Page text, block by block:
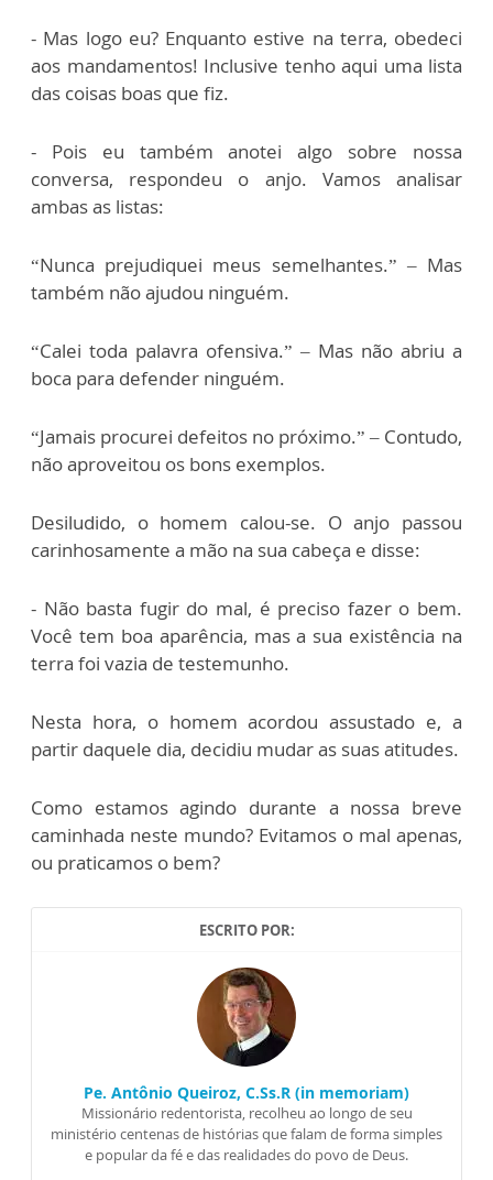
- Mas logo eu? Enquanto estive na terra, obedeci
aos mandamentos! Inclusive tenho aqui uma lista
das coisas boas que fiz.
- Pois eu também anotei algo sobre nossa
conversa, respondeu o anjo. Vamos analisar
ambas as listas:
“Nunca prejudiquei meus semelhantes.” – Mas
também não ajudou ninguém.
“Calei toda palavra ofensiva.” – Mas não abriu a
boca para defender ninguém.
“Jamais procurei defeitos no próximo.” – Contudo,
não aproveitou os bons exemplos.
Desiludido, o homem calou-se. O anjo passou
carinhosamente a mão na sua cabeça e disse:
- Não basta fugir do mal, é preciso fazer o bem.
Você tem boa aparência, mas a sua existência na
terra foi vazia de testemunho.
Nesta hora, o homem acordou assustado e, a
partir daquele dia, decidiu mudar as suas atitudes.
Como estamos agindo durante a nossa breve
caminhada neste mundo? Evitamos o mal apenas,
ou praticamos o bem?
ESCRITO POR:
Pe. Antônio Queiroz, C.Ss.R (in memoriam)
Missionário redentorista, recolheu ao longo de seu
ministério centenas de histórias que falam de forma simples
e popular da fé e das realidades do povo de Deus.